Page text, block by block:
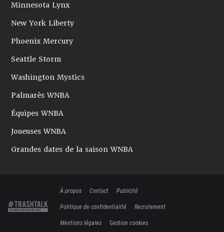
Minnesota Lynx
New York Liberty
Phoenix Mercury
Seattle Storm
Washington Mystics
Palmarès WNBA
Équipes WNBA
Joueuses WNBA
Grandes dates de la saison WNBA
À propos Contact
Publicité
Politique de confidentialité
Recrutement
Mentions légales
Gestion cookies